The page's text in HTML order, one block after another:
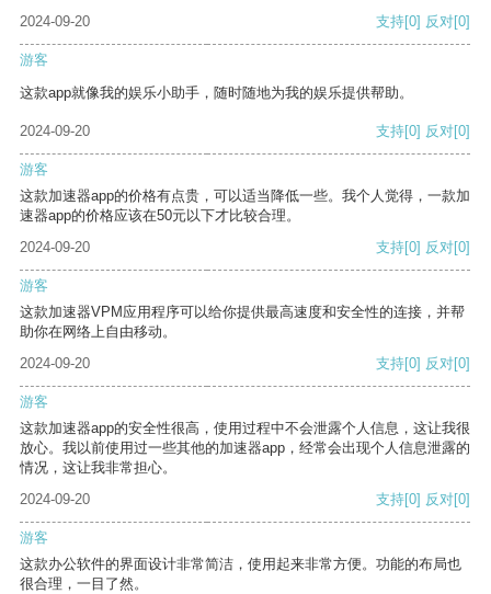
2024-09-20
支持[0] 反对[0]
游客
这款app就像我的娱乐小助手，随时随地为我的娱乐提供帮助。
2024-09-20 支持[0] 反对[0]
游客
这款加速器app的价格有点贵，可以适当降低一些。我个人觉得，一款加
速器app的价格应该在50元以下才比较合理。
2024-09-20
支持[0] 反对[0]
游客
这款加速器VPM应用程序可以给你提供最高速度和安全性的连接，并帮
助你在网络上自由移动。
2024-09-20
支持[0] 反对[0]
游客
这款加速器app的安全性很高，使用过程中不会泄露个人信息，这让我很
放心。我以前使用过一些其他的加速器app，经常会出现个人信息泄露的
情况，这让我非常担心。
2024-09-20
支持[0] 反对[0]
游客
这款办公软件的界面设计非常简洁，使用起来非常方便。功能的布局也
很合理，一目了然。